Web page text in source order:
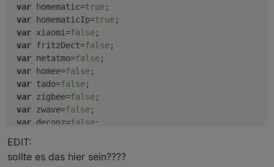
var homematic=true
var homematicIp=true
var xiaomi=false
var fritzDect=false
var netatmo=false
var homee=false
var tado=false
var zigbee=false
var zwave=false
var deconz=false
var
var handy1= false
EDIT:
sollte es das hier sein????